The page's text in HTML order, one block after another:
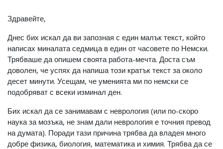
Здравейте,
Днес бих искал да ви запозная с един малък текст, който
написах миналата седмица в един от часовете по Немски.
Трябваше да опишем своята работа-мечта. Доста съм
доволен, че успях да напиша този кратък текст за около
десет минути. Усещам, че уменията ми по немски се
подобряват с всеки изминал ден.
Бих искал да се занимавам с неврология (или по-скоро
наука за мозъка, не знам дали неврология е точния превод
на думата). Поради тази причина трябва да владея много
добре физика, биология, математика и химия. Трябва да се